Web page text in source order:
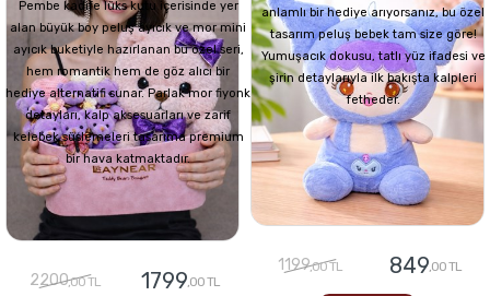
Pembe kadife lüks kutu içerisinde yer
alan büyük boy peluş ayıcık ve mor mini
ayıcık buketiyle hazırlanan bu özel seri,
hem romantik hem de göz alıcı bir
hediye alternatifi sunar. Parlak mor fiyonk
detayları, kalp aksesuarları ve zarif
kelebek süslemeleri tasarıma premium
bir hava katmaktadır.
2200,00 TL 1799,00 TL
anlamlı bir hediye arıyorsanız, bu özel
tasarım peluş bebek tam size göre!
Yumuşacık dokusu, tatlı yüz ifadesi ve
şirin detaylarıyla ilk bakışta kalpleri
fetheder.
1199,00 TL 849,00 TL